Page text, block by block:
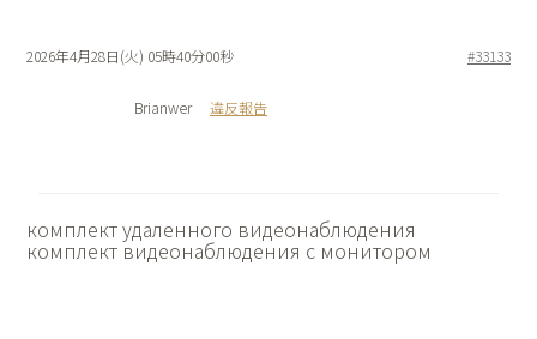
2026年4月28日(火) 05時40分00秒 #33133
Brianwer 違反報告
комплект удаленного видеонаблюдения
комплект видеонаблюдения с монитором